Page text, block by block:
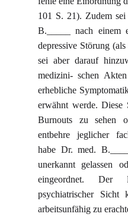
101 S. 21). Zudem sei
B._____ nach einem
depressive Störung
sei aber darauf
medizini- schen
erhebliche
erwähnt werde. Diese
Burnouts zu sehen
entbehre jeglicher
habe Dr. med.
unerkannt gelassen
eingeordnet. Der
psychiatrischer
arbeitsunfähig zu